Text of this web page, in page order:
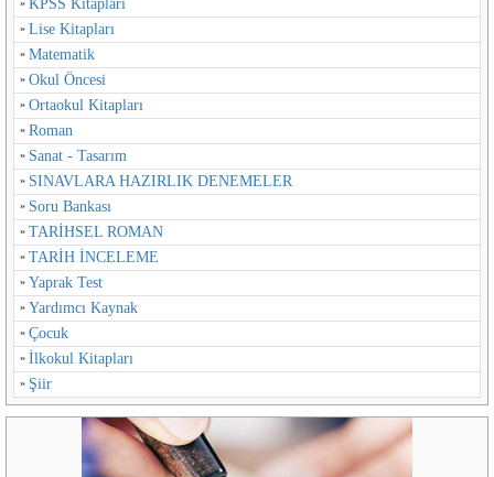
KPSS Kitapları
Lise Kitapları
Matematik
Okul Öncesi
Ortaokul Kitapları
Roman
Sanat - Tasarım
SINAVLARA HAZIRLIK DENEMELER
Soru Bankası
TARİHSEL ROMAN
TARİH İNCELEME
Yaprak Test
Yardımcı Kaynak
Çocuk
İlkokul Kitapları
Şiir